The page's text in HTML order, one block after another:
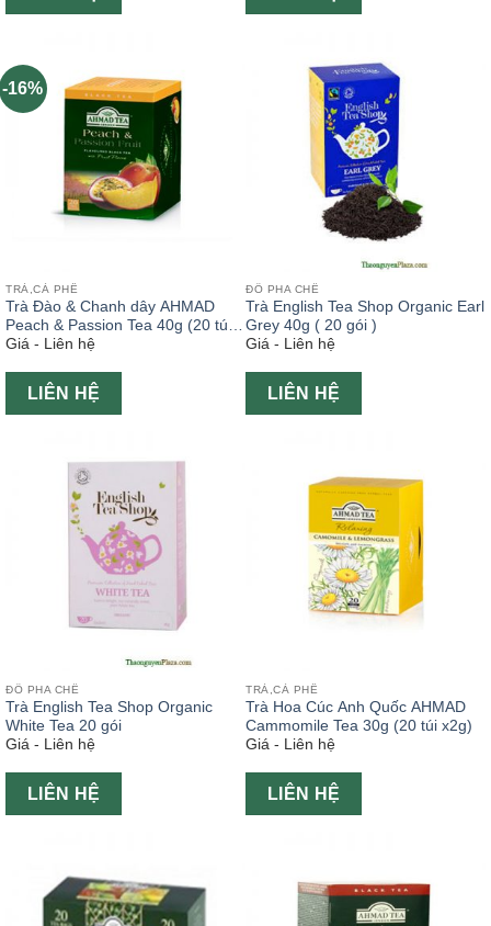
-16%
TRÀ,CÀ PHÊ
Trà Đào & Chanh dây AHMAD
Peach & Passion Tea 40g (20 túi
x2g)
Giá - Liên hệ
LIÊN HỆ
ĐỒ PHA CHẾ
Trà English Tea Shop Organic Earl
Grey 40g ( 20 gói )
Giá - Liên hệ
LIÊN HỆ
ĐỒ PHA CHẾ
Trà English Tea Shop Organic
White Tea 20 gói
Giá - Liên hệ
LIÊN HỆ
TRÀ,CÀ PHÊ
Trà Hoa Cúc Anh Quốc AHMAD
Cammomile Tea 30g (20 túi x2g)
Giá - Liên hệ
LIÊN HỆ